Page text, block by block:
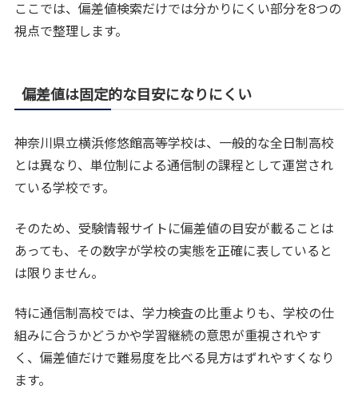
ここでは、偏差値検索だけでは分かりにくい部分を8つの
視点で整理します。
偏差値は固定的な目安になりにくい
神奈川県立横浜修悠館高等学校は、一般的な全日制高校
とは異なり、単位制による通信制の課程として運営され
ている学校です。
そのため、受験情報サイトに偏差値の目安が載ることは
あっても、その数字が学校の実態を正確に表していると
は限りません。
特に通信制高校では、学力検査の比重よりも、学校の仕
組みに合うかどうかや学習継続の意思が重視されやす
く、偏差値だけで難易度を比べる見方はずれやすくなり
ます。